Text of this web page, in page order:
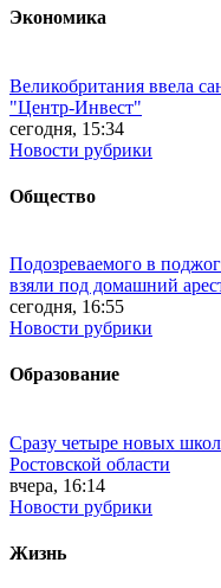
Экономика
Великобритания ввела
"Центр-Инвест"
сегодня, 15:34
Новости рубрики
Общество
Подозреваемого в
взяли под домашний
сегодня, 16:55
Новости рубрики
Образование
Сразу четыре новых
Ростовской области
вчера, 16:14
Новости рубрики
Жизнь